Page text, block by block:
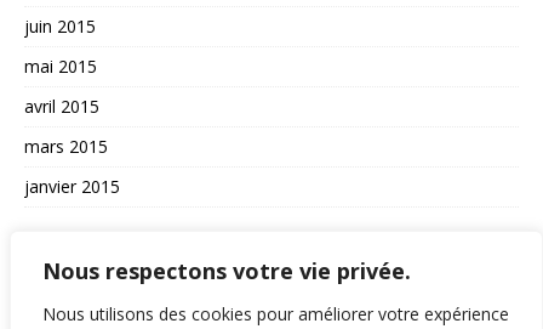
Nous respectons votre vie privée.
Nous utilisons des cookies pour améliorer votre expérience
juin 2015
mai 2015
avril 2015
mars 2015
janvier 2015
La vie du site